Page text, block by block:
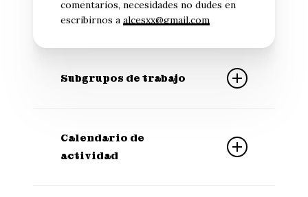
comentarios, necesidades no dudes en
escribirnos a alcesxx@gmail.com
Subgrupos de trabajo
voluntariamente deciden dedicar su
tiempo a distintas tareas dentro de la
Calendario de
actividad